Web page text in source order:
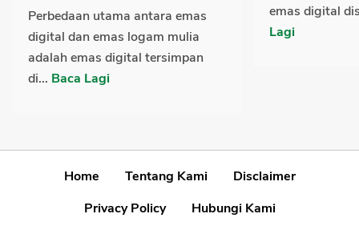
Perbedaan utama antara emas
digital dan emas logam mulia
adalah emas digital tersimpan
di... Baca Lagi
emas digital
Lagi
Home Tentang Kami
Disclaimer
Privacy Policy
Hubungi Kami